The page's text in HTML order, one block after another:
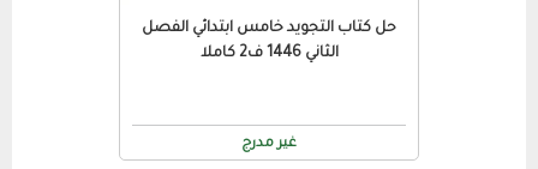
حل كتاب التجويد خامس ابتدائي الفصل
الثاني 1446 ف2 كاملا
غير مدرج